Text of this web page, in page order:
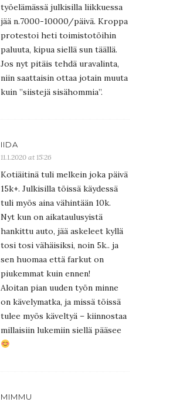
työelämässä julkisilla liikkuessa
jää n.7000-10000/päivä. Kroppa
protestoi heti toimistotöihin
paluuta, kipua siellä sun täällä.
Jos nyt pitäis tehdä uravalinta,
niin saattaisin ottaa jotain muuta
kuin ”siistejä sisähommia”.
IIDA
11.1.2020 at 15:26
Kotiäitinä tuli melkein joka päivä
15k+. Julkisilla töissä käydessä
tuli myös aina vähintään 10k.
Nyt kun on aikataulusyistä
hankittu auto, jää askeleet kyllä
tosi tosi vähäisiksi, noin 5k.. ja
sen huomaa että farkut on
piukemmat kuin ennen!
Aloitan pian uuden työn minne
on kävelymatka, ja missä töissä
tulee myös käveltyä – kiinnostaa
millaisiin lukemiin siellä pääsee
MIMMU